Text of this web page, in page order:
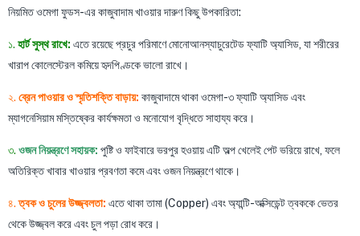
নিয়মিত ওমেগা ফুডস-এর কাজুবাদাম খাওয়ার দারুণ কিছু উপকারিতা:
১. হার্ট সুস্থ রাখে: এতে রয়েছে প্রচুর পরিমাণে মোনোআনস্যাচুরেটেড ফ্যাটি অ্যাসিড, যা শরীরের
খারাপ কোলেস্টেরল কমিয়ে হৃদপিণ্ডকে ভালো রাখে।
২. ব্রেন পাওয়ার ও স্মৃতিশক্তি বাড়ায়: কাজুবাদামে থাকা ওমেগা-৩ ফ্যাটি অ্যাসিড এবং
ম্যাগনেসিয়াম মস্তিষ্কের কার্যক্ষমতা ও মনোযোগ বৃদ্ধিতে সাহায্য করে।
৩. ওজন নিয়ন্ত্রণে সহায়ক: পুষ্টি ও ফাইবারে ভরপুর হওয়ায় এটি অল্প খেলেই পেট ভরিয়ে রাখে, ফলে
অতিরিক্ত খাবার খাওয়ার প্রবণতা কমে এবং ওজন নিয়ন্ত্রণে থাকে।
৪.ত্বক ও চুলের উজ্জ্বলতা: এতে থাকা তামা (Copper) এবং অ্যান্টি-অক্সিডেন্ট ত্বককে ভেতর
থেকে উজ্জ্বল করে এবং চুল পড়া রোধ করে।